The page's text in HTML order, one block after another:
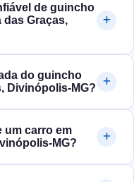
de guincho
Graças,
do guincho
Divinópolis‑MG?
um carro em